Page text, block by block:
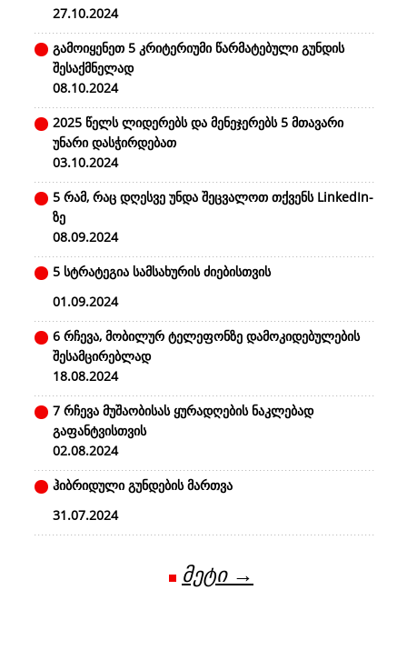
27.10.2024
გამოიყენეთ 5 კრიტერიუმი წარმატებული გუნდის
შესაქმნელად
08.10.2024
2025 წელს ლიდერებს და მენეჯერებს 5 მთავარი
უნარი დასჭირდებათ
03.10.2024
5 რამ, რაც დღესვე უნდა შეცვალოთ თქვენს LinkedIn-
ზე
08.09.2024
5 სტრატეგია სამსახურის ძიებისთვის
01.09.2024
6 რჩევა, მობილურ ტელეფონზე დამოკიდებულების
შესამცირებლად
18.08.2024
7 რჩევა მუშაობისას ყურადღების ნაკლებად
გაფანტვისთვის
02.08.2024
ჰიბრიდული გუნდების მართვა
31.07.2024
მეტი →